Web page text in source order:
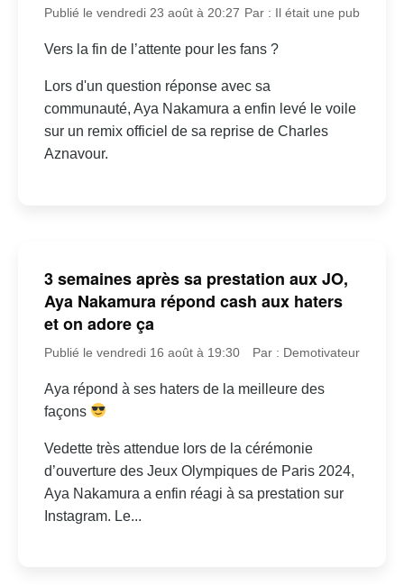
Publié le vendredi 23 août à 20:27 Par : Il était une pub
Vers la fin de l’attente pour les fans ?
Lors d'un question réponse avec sa
communauté, Aya Nakamura a enfin levé le voile
sur un remix officiel de sa reprise de Charles
Aznavour.
3 semaines après sa prestation aux JO,
Aya Nakamura répond cash aux haters
et on adore ça
Publié le vendredi 16 août à 19:30 Par : Demotivateur
Aya répond à ses haters de la meilleure des
façons
Vedette très attendue lors de la cérémonie
d’ouverture des Jeux Olympiques de Paris 2024,
Aya Nakamura a enfin réagi à sa prestation sur
Instagram. Le...